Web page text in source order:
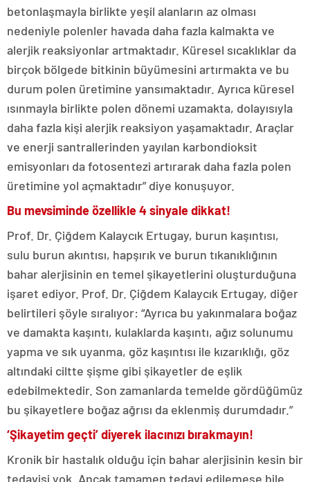
betonlaşmayla birlikte yeşil alanların az olması
nedeniyle polenler havada daha fazla kalmakta ve
alerjik reaksiyonlar artmaktadır. Küresel sıcaklıklar da
birçok bölgede bitkinin büyümesini artırmakta ve bu
durum polen üretimine yansımaktadır. Ayrıca küresel
ısınmayla birlikte polen dönemi uzamakta, dolayısıyla
daha fazla kişi alerjik reaksiyon yaşamaktadır. Araçlar
ve enerji santrallerinden yayılan karbondioksit
emisyonları da fotosentezi artırarak daha fazla polen
üretimine yol açmaktadır” diye konuşuyor.
Bu mevsiminde özellikle 4 sinyale dikkat!
Prof. Dr. Çiğdem Kalaycık Ertugay, burun kaşıntısı,
sulu burun akıntısı, hapşırık ve burun tıkanıklığının
bahar alerjisinin en temel şikayetlerini oluşturduğuna
işaret ediyor. Prof. Dr. Çiğdem Kalaycık Ertugay, diğer
belirtileri şöyle sıralıyor: “Ayrıca bu yakınmalara boğaz
ve damakta kaşıntı, kulaklarda kaşıntı, ağız solunumu
yapma ve sık uyanma, göz kaşıntısı ile kızarıklığı, göz
altındaki ciltte şişme gibi şikayetler de eşlik
edebilmektedir. Son zamanlarda temelde gördüğümüz
bu şikayetlere boğaz ağrısı da eklenmiş durumdadır.”
‘Şikayetim geçti’ diyerek ilacınızı bırakmayın!
Kronik bir hastalık olduğu için bahar alerjisinin kesin bir
tedavisi yok. Ancak tamamen tedavi edilemese bile